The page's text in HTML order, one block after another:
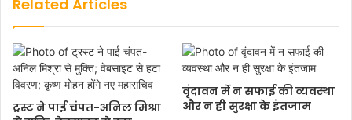
Related Articles
ट्रस्ट ने पाई चंपत-अनिल मिश्रा
वृंदावन में न सफाई की व्यवस्था
और न ही सुरक्षा के इंतजाम